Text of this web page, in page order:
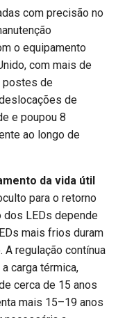
com precisão no
o equipamento
com mais de
postes de
de
e poupou 8
ao longo de
da vida útil
para o retorno
dos LEDs depende
mais frios duram
regulação contínua
carga térmica,
cerca de 15 anos
mais 15–19 anos